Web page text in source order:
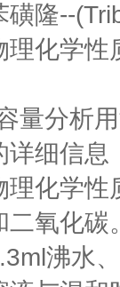
磺隆--
理化学
量分析
详细信息
理化学性
二氧化碳
沸水